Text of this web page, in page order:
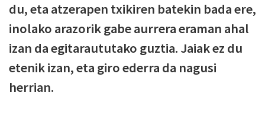
du, eta atzerapen txikiren batekin bada ere,
inolako arazorik gabe aurrera eraman ahal
izan da egitaraututako guztia. Jaiak ez du
etenik izan, eta giro ederra da nagusi
herrian.